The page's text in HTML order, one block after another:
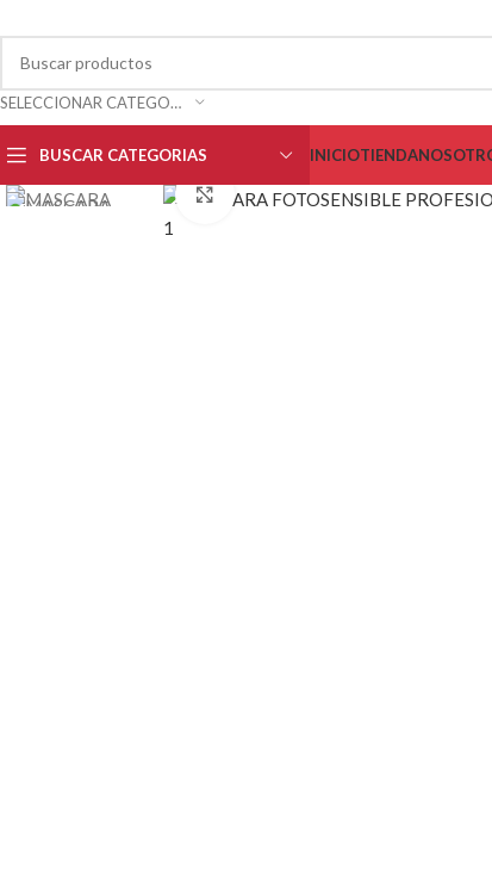
SELECCIONAR CATEGORÍA
BUSCAR CATEGORIAS INICIOTIENDA
Clic para ampliar